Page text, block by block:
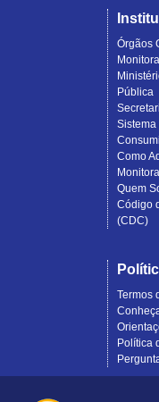
Órgãos
Pública
Como
Quem
Código
(CDC)
Termos
Política